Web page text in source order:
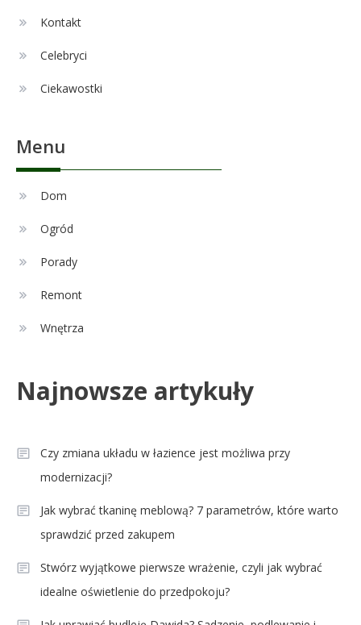
Czy zmiana układu w łazience
Celebryci
Aleksandra Grysz wiek: poznaj
Kontakt
Celebryci
Ciekawostki
Menu
Dom
Ogród
Porady
Remont
Wnętrza
Najnowsze artykuły
Czy zmiana układu w łazience jest możliwa przy
modernizacji?
Jak wybrać tkaninę meblową? 7 parametrów, które warto
sprawdzić przed zakupem
Stwórz wyjątkowe pierwsze wrażenie, czyli jak wybrać
idealne oświetlenie do przedpokoju?